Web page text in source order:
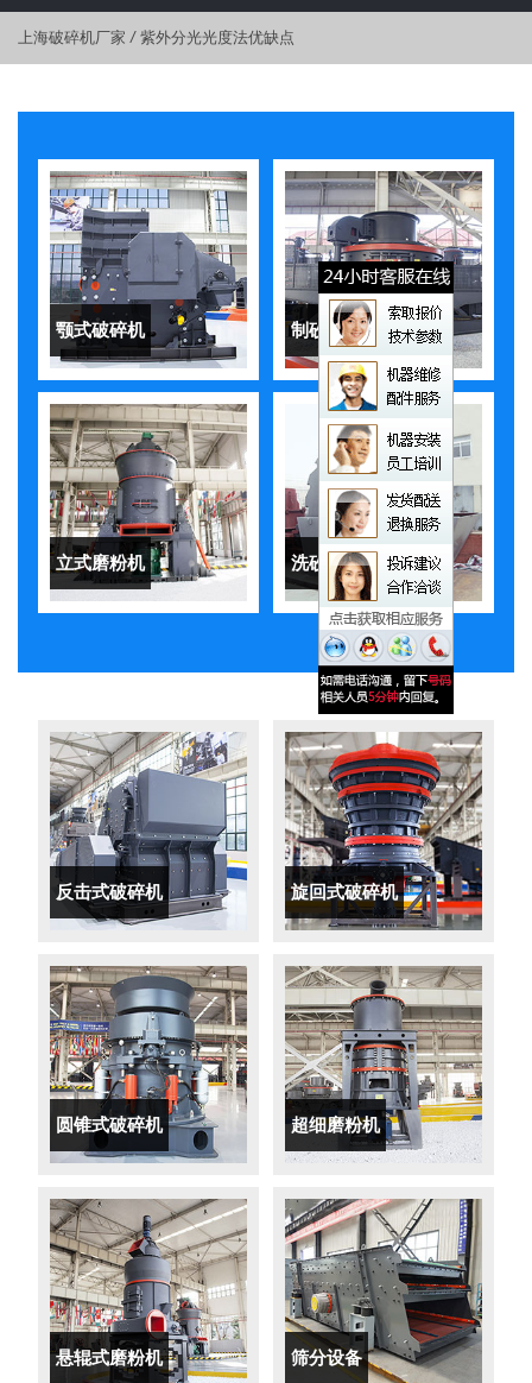
上海破碎机厂家 / 紫外分光光度法优缺点
颚式破碎机 制砂机
立式磨粉机 洗砂机
反击式破碎机 旋回式破碎机
圆锥式破碎机 超细磨粉机
悬辊式磨粉机 筛分设备